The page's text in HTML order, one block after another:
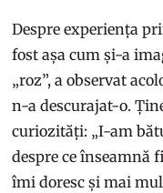
Despre experiența
fost așa cum și-a
„roz”, a observat
n-a descurajat-o.
curiozități: „I-am
despre ce înseamnă
îmi doresc și mai